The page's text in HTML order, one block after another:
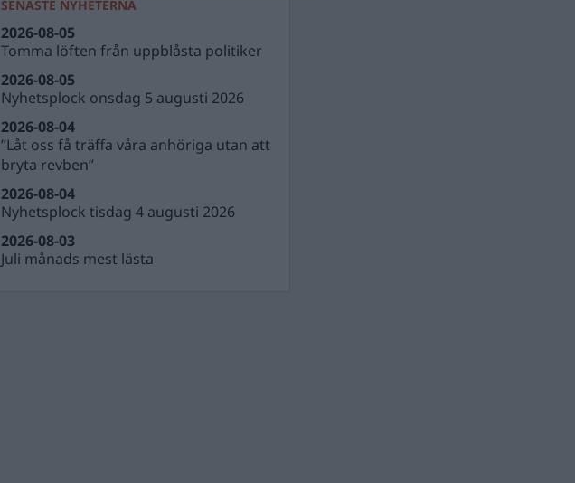
SENASTE NYHETERNA
Tomma löften från uppblåsta politiker
2026-08-05
Nyhetsplock onsdag 5 augusti 2026
2026-08-05
”Låt oss få träffa våra anhöriga utan att
bryta revben”
2026-08-04
Nyhetsplock tisdag 4 augusti 2026
2026-08-04
Juli månads mest lästa
2026-08-03